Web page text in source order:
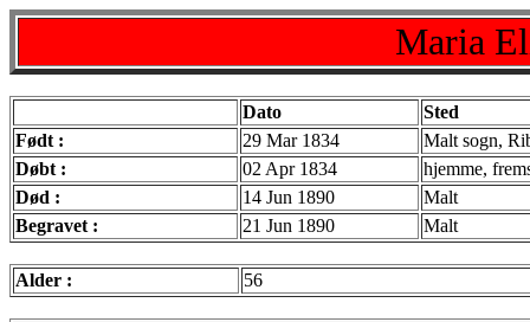
Maria
Dato
Sted
Født :
29 Mar 1834
Malt sogn,
Døbt :
02 Apr 1834
hjemme,
Død :
14 Jun 1890
Malt
Begravet :
21 Jun 1890 Malt
Alder : 56